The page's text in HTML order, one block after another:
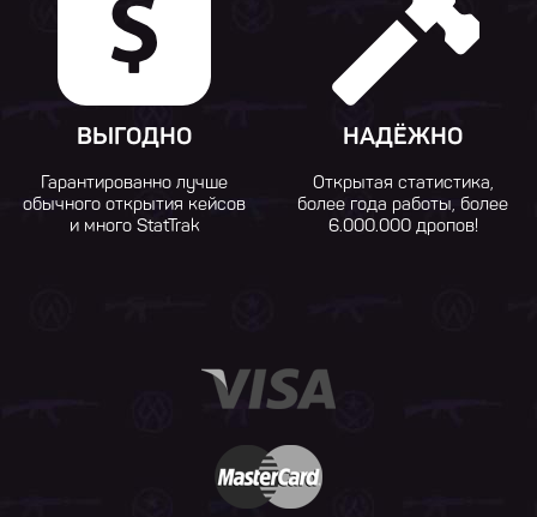
ВЫГОДНО
Гарантированно лучше
обычного открытия кейсов
и много StatTrak
НАДЁЖНО
Открытая статистика,
более года работы, более
6.000.000 дропов!